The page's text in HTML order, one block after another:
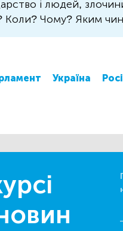
і людей,
Коли? Чому? Яким
Україна